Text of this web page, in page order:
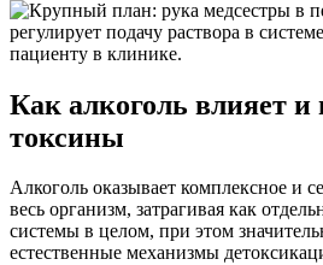
Как алкоголь влияет и
токсины
Алкоголь оказывает комплексное и
весь организм, затрагивая как
системы в целом, при этом
естественные механизмы